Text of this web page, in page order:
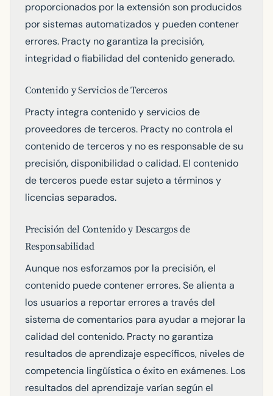
proporcionados por la extensión son producidos
por sistemas automatizados y pueden contener
errores. Practy no garantiza la precisión,
integridad o fiabilidad del contenido generado.
Contenido y Servicios de Terceros
Practy integra contenido y servicios de
proveedores de terceros. Practy no controla el
contenido de terceros y no es responsable de su
precisión, disponibilidad o calidad. El contenido
de terceros puede estar sujeto a términos y
licencias separados.
Precisión del Contenido y Descargos de
Responsabilidad
Aunque nos esforzamos por la precisión, el
contenido puede contener errores. Se alienta a
los usuarios a reportar errores a través del
sistema de comentarios para ayudar a mejorar la
calidad del contenido. Practy no garantiza
resultados de aprendizaje específicos, niveles de
competencia lingüística o éxito en exámenes. Los
resultados del aprendizaje varían según el